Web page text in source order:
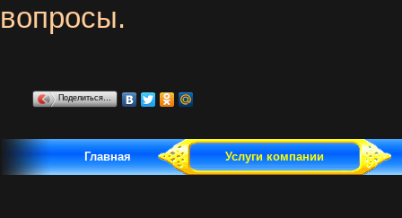
вопросы.
Поделиться…
Главная Услуги компании